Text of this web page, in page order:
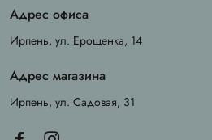
Адрес офиса
Ирпень, ул. Ерощенка, 14
Адрес магазина
Ирпень, ул. Садовая, 31